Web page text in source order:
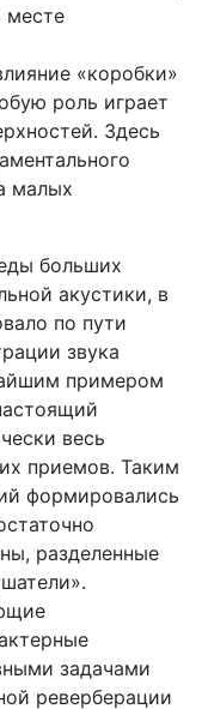
месте
«коробки»
роль играет
Здесь
малых
больших
акустики, в
по пути
звука
примером
весь
приемов. Таким
формировались
разделенные
задачами
реверберации